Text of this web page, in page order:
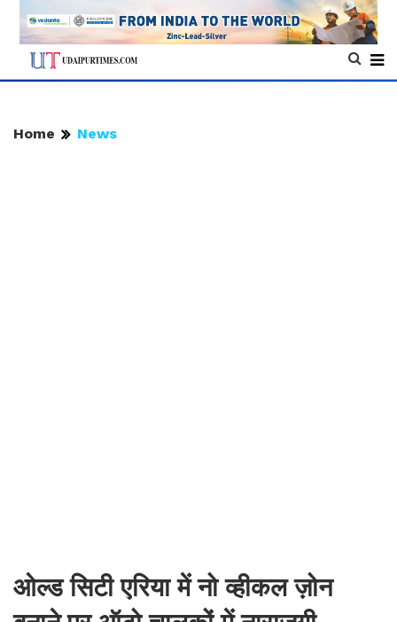
Home News
ओल्ड सिटी एरिया में नो व्हीकल ज़ोन